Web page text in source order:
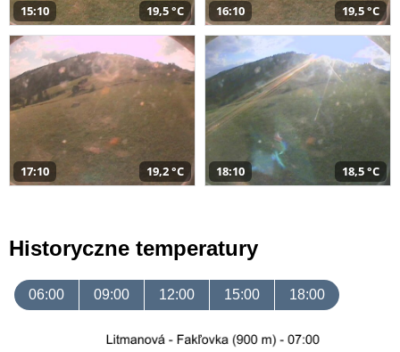
15:10 19,5 °C 16:10 19,5 °C
17:10 19,2 °C 18:10 18,5 °C
Historyczne temperatury
06:00 09:00 12:00 15:00 18:00